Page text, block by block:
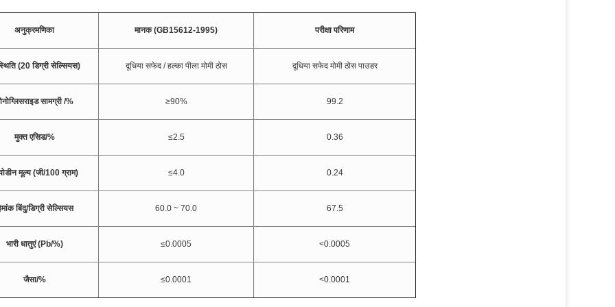
अनुक्रमणिका मानक (GB15612-1995) परीक्षा परिणाम
(20 डिग्री सेल्सियस) दूधिया सफेद / हल्का पीला मोमी ठोस दूधिया सफेद मोमी ठोस पाउडर
सामग्री /% ≥90% 99.2
मुक्त एसिड/% ≤2.5 0.36
मूल्य (जी/100 ग्राम) ≤4.0 0.24
बिंदु/डिग्री सेल्सियस 60.0 ~ 70.0 67.5
भारी धातुएं (Pb/%) ≤0.0005 <0.0005
जैसा/% ≤0.0001 <0.0001